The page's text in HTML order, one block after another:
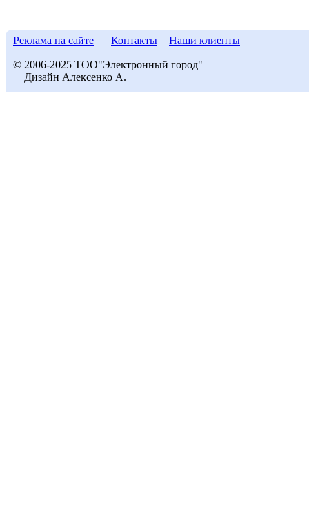
Реклама на сайте Контакты Наши клиенты
© 2006-2025 ТОО"Электронный город"
Дизайн Алексенко А.